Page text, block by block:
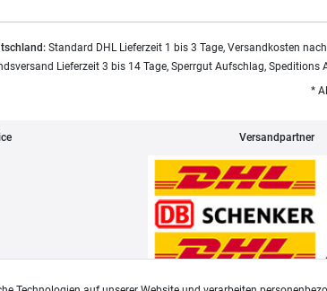
Standard DHL Lieferzeit 1 bis 3 Tage, Versandkosten
Lieferzeit 3 bis 14 Tage, Sperrgut Aufschlag,
*
Versandpartner